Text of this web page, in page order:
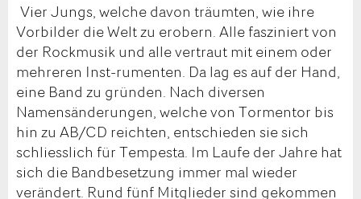
Vier Jungs, welche davon träumten, wie ihre
Vorbilder die Welt zu erobern. Alle fasziniert von
der Rockmusik und alle vertraut mit einem oder
mehreren Inst-rumenten. Da lag es auf der Hand,
eine Band zu gründen. Nach diversen
Namensänderungen, welche von Tormentor bis
hin zu AB/CD reichten, entschieden sie sich
schliesslich für Tempesta. Im Laufe der Jahre hat
sich die Bandbesetzung immer mal wieder
verändert. Rund fünf Mitglieder sind gekommen